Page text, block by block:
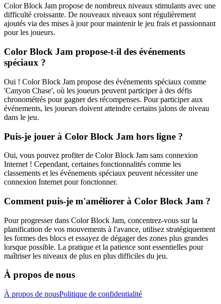
Color Block Jam propose de nombreux niveaux stimulants avec une
difficulté croissante. De nouveaux niveaux sont régulièrement
ajoutés via des mises à jour pour maintenir le jeu frais et passionnant
pour les joueurs.
Color Block Jam propose-t-il des événements
spéciaux ?
Oui ! Color Block Jam propose des événements spéciaux comme
'Canyon Chase', où les joueurs peuvent participer à des défis
chronométrés pour gagner des récompenses. Pour participer aux
événements, les joueurs doivent atteindre certains jalons de niveau
dans le jeu.
Puis-je jouer à Color Block Jam hors ligne ?
Oui, vous pouvez profiter de Color Block Jam sans connexion
Internet ! Cependant, certaines fonctionnalités comme les
classements et les événements spéciaux peuvent nécessiter une
connexion Internet pour fonctionner.
Comment puis-je m'améliorer à Color Block Jam ?
Pour progresser dans Color Block Jam, concentrez-vous sur la
planification de vos mouvements à l'avance, utilisez stratégiquement
les formes des blocs et essayez de dégager des zones plus grandes
lorsque possible. La pratique et la patience sont essentielles pour
maîtriser les niveaux de plus en plus difficiles du jeu.
À propos de nous
À propos de nousPolitique de confidentialité